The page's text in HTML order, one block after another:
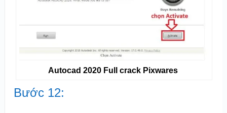
Autocad 2020 Full crack Pixwares
Bước 12: